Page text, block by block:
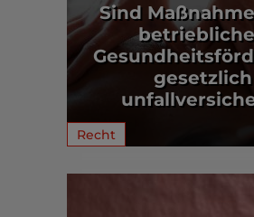
Sind
gesetzlich
Recht